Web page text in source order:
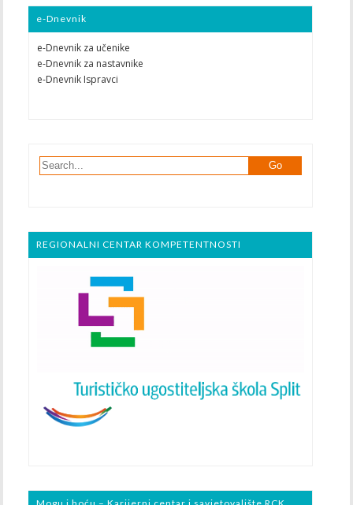
e-Dnevnik
e-Dnevnik za učenike
e-Dnevnik za nastavnike
e-Dnevnik Ispravci
REGIONALNI CENTAR KOMPETENTNOSTI